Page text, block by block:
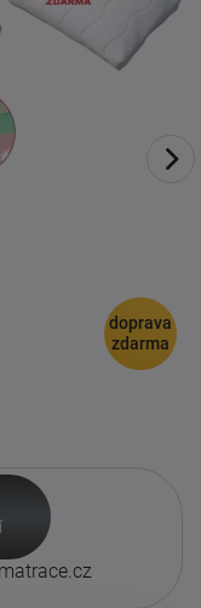
doprava
zdarma